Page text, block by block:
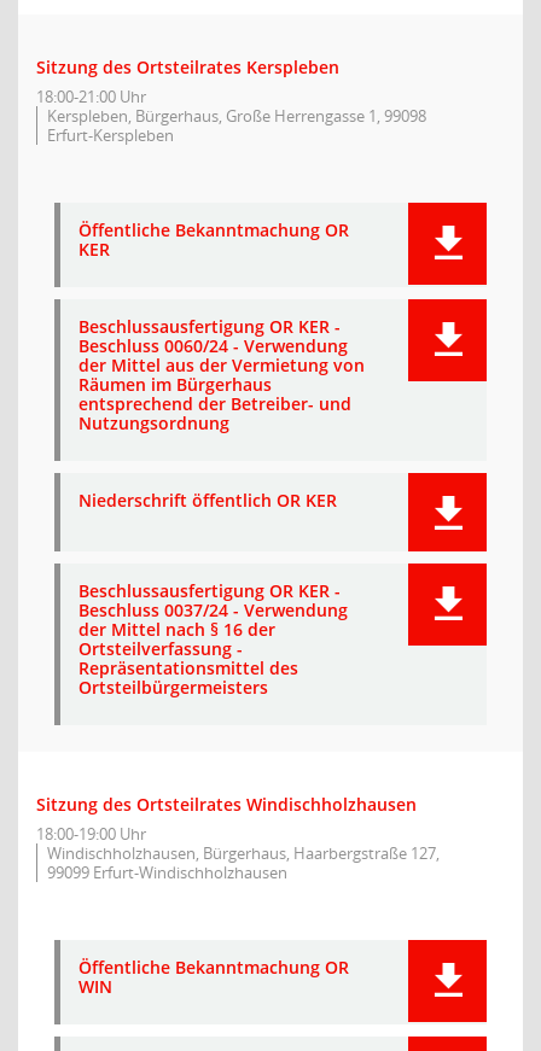
Sitzung des Ortsteilrates Kerspleben
18:00-21:00 Uhr
Kerspleben, Bürgerhaus, Große Herrengasse 1, 99098
Erfurt-Kerspleben
Öffentliche Bekanntmachung OR
KER
Beschlussausfertigung OR KER -
Beschluss 0060/24 - Verwendung
der Mittel aus der Vermietung von
Räumen im Bürgerhaus
entsprechend der Betreiber- und
Nutzungsordnung
Niederschrift öffentlich OR KER
Beschlussausfertigung OR KER -
Beschluss 0037/24 - Verwendung
der Mittel nach § 16 der
Ortsteilverfassung -
Repräsentationsmittel des
Ortsteilbürgermeisters
Sitzung des Ortsteilrates Windischholzhausen
18:00-19:00 Uhr
Windischholzhausen, Bürgerhaus, Haarbergstraße 127,
99099 Erfurt-Windischholzhausen
Öffentliche Bekanntmachung OR
WIN